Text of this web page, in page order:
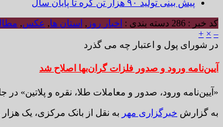
پیش بینی تولید ۹۰ هزار تن کره تا پایان سال
کد خبر : 286 دسته بندی : اخبار روز , استان ها, عکس,
–
×
+
در شورای پول و اعتبار چه می گذرد
آیین‌نامه ورود و صدور فلزات گران‌بها اصلاح شد
«آیین‌نامه ورود، صدور و معاملات طلا، نقره و پلاتین»
به گزارش خبرگزاری مهر به نقل از بانک مرکزی، یک